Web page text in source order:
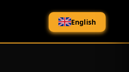
English